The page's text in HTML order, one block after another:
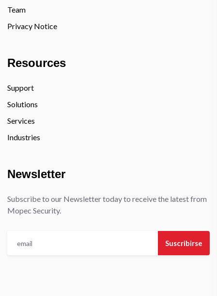
Team
Privacy Notice
Resources
Support
Solutions
Services
Industries
Newsletter
Subscribe to our Newsletter today to receive the latest from
Mopec Security.
Suscribirse